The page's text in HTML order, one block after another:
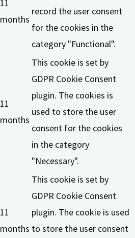
11
months
record the user consent
for the cookies in the
category "Functional".
11
months
This cookie is set by
GDPR Cookie Consent
plugin. The cookies is
used to store the user
consent for the cookies
in the category
"Necessary".
11
months
This cookie is set by
GDPR Cookie Consent
plugin. The cookie is used
to store the user consent